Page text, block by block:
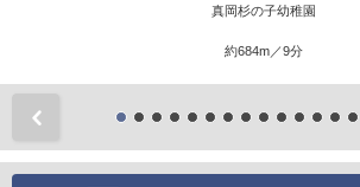
真岡杉の子幼稚園
約684m／9分